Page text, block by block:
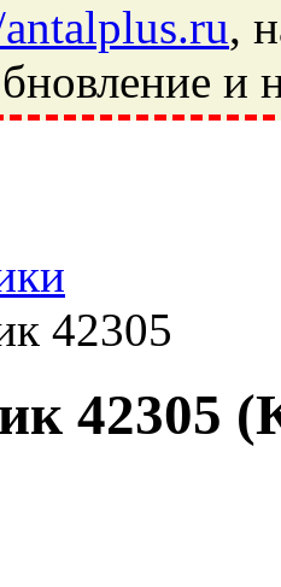
,
и
метизы, техника,
42305
42305